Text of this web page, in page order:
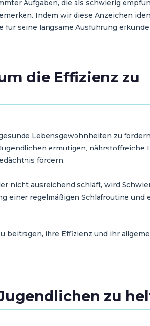
Aufgaben, die als schwierig
Indem wir diese Anzeichen
seine langsame Ausführung
die Effizienz zu
Lebensgewohnheiten zu
ermutigen, nährstoffreiche
fördern.
nicht ausreichend schläft, wird
einer regelmäßigen Schlafroutine und
beitragen, ihre Effizienz und ihr
zu